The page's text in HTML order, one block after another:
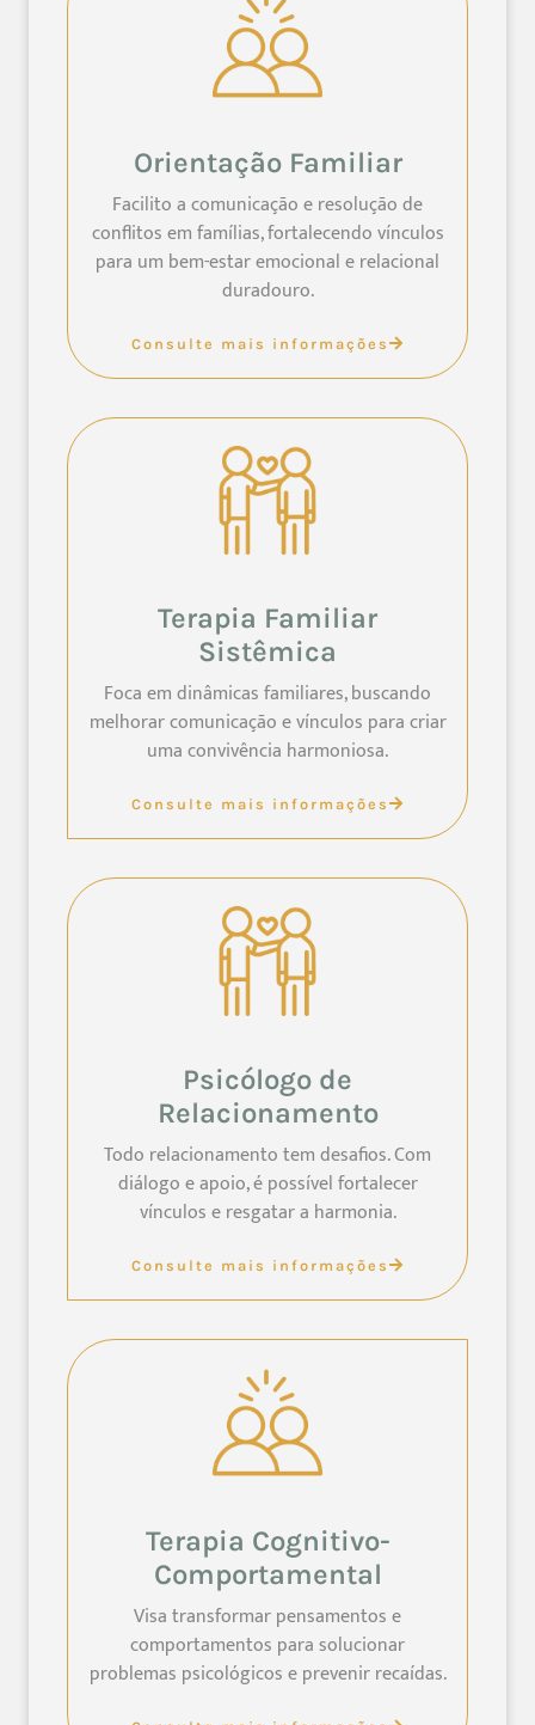
Orientação Familiar
Facilito a comunicação e resolução de
conflitos em famílias, fortalecendo vínculos
para um bem-estar emocional e relacional
duradouro.
Consulte mais informações
Terapia Familiar
Sistêmica
Foca em dinâmicas familiares, buscando
melhorar comunicação e vínculos para criar
uma convivência harmoniosa.
Consulte mais informações
Psicólogo de
Relacionamento
Todo relacionamento tem desafios. Com
diálogo e apoio, é possível fortalecer
vínculos e resgatar a harmonia.
Consulte mais informações
Terapia Cognitivo-
Comportamental
Visa transformar pensamentos e
comportamentos para solucionar
problemas psicológicos e prevenir recaídas.